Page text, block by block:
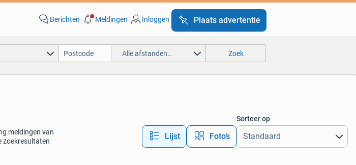
Berichten Meldingen Inloggen Plaats advertentie
Alle afstanden… Zoek
meldingen van
zoekresultaten
Lijst Foto’s
Sorteer op